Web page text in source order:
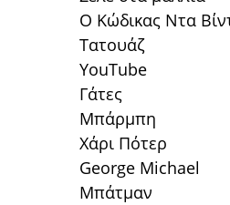
Ο Κώδικας Ντα
Τατουάζ
YouTube
Γάτες
Μπάρμπη
Χάρι Πότερ
George Michael
Μπάτμαν